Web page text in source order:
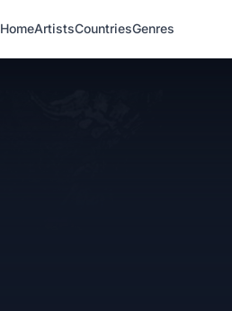
HomeArtistsCountriesGenres